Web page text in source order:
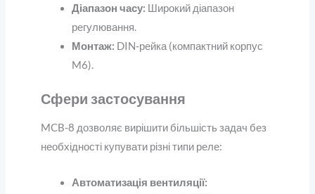
Діапазон часу: Широкий діапазон
регулювання.
Монтаж: DIN-рейка (компактний корпус
M6).
Сфери застосування
MCB-8 дозволяє вирішити більшість задач без
необхідності купувати різні типи реле:
Автоматизація вентиляції: